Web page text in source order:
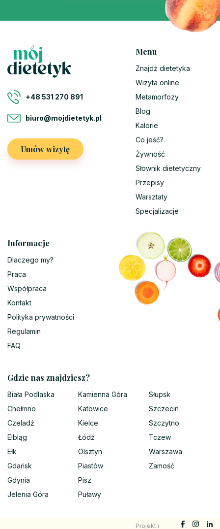
+48 531 270 891
biuro@mojdietetyk.pl
Umów wizytę
Menu
Znajdź dietetyka
Wizyta online
Metamorfozy
Blog
Kalorie
Co jeść?
Żywność
Słownik dietetyczny
Przepisy
Warsztaty
Specjalizacje
Informacje
Dlaczego my?
Praca
Współpraca
Kontakt
Polityka prywatności
Regulamin
FAQ
Gdzie nas znajdziesz?
Biała Podlaska
Chełmno
Czeladź
Elbląg
Ełk
Gdańsk
Gdynia
Jelenia Góra
Kamienna Góra
Katowice
Kielce
Łódź
Olsztyn
Piastów
Pisz
Puławy
Słupsk
Szczecin
Szczytno
Tczew
Warszawa
Zamość
Projekt i